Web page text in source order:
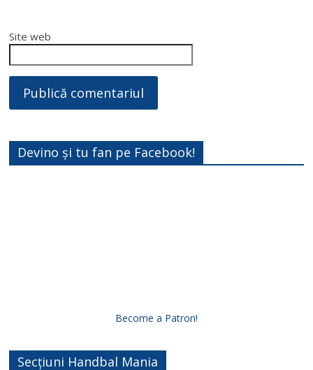
Site web
Devino și tu fan pe Facebook!
Become a Patron!
Secțiuni Handbal Mania